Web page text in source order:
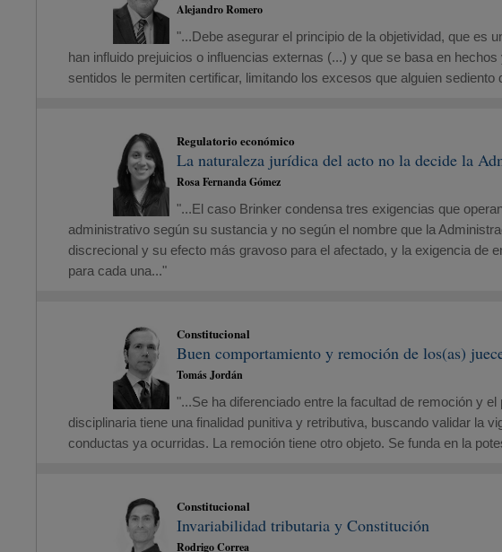
Alejandro Romero
"...Debe asegurar el principio de la objetividad, que es
han influido prejuicios o influencias externas (...) y que se basa en
sentidos le permiten certificar, limitando los excesos que alguien
Regulatorio económico
La naturaleza jurídica del acto no la decide la
Rosa Fernanda Gómez
"...El caso Brinker condensa tres exigencias que
administrativo según su sustancia y no según el nombre que la
discrecional y su efecto más gravoso para el afectado, y la exigencia de
para cada una..."
Constitucional
Buen comportamiento y remoción de los(as)
Tomás Jordán
"...Se ha diferenciado entre la facultad de remoción y
disciplinaria tiene una finalidad punitiva y retributiva, buscando validar la
conductas ya ocurridas. La remoción tiene otro objeto. Se funda en la
Constitucional
Invariabilidad tributaria y Constitución
Rodrigo Correa